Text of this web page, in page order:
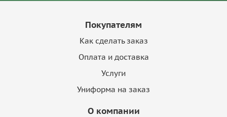
Покупателям
Как сделать заказ
Оплата и доставка
Услуги
Униформа на заказ
О компании